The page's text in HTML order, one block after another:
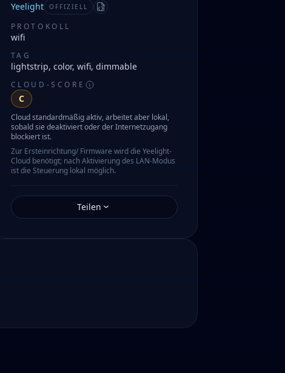
Yeelight OFFIZIELL Manifest
PROTOKOLL
wifi
TAG
lightstrip, color, wifi, dimmable
CLOUD-SCORE
C
Cloud standardmäßig aktiv, arbeitet aber lokal,
sobald sie deaktiviert oder der Internetzugang
blockiert ist.
Zur Ersteinrichtung/ Firmware wird die Yeelight-
Cloud benötigt; nach Aktivierung des LAN-Modus
ist die Steuerung lokal möglich.
Teilen